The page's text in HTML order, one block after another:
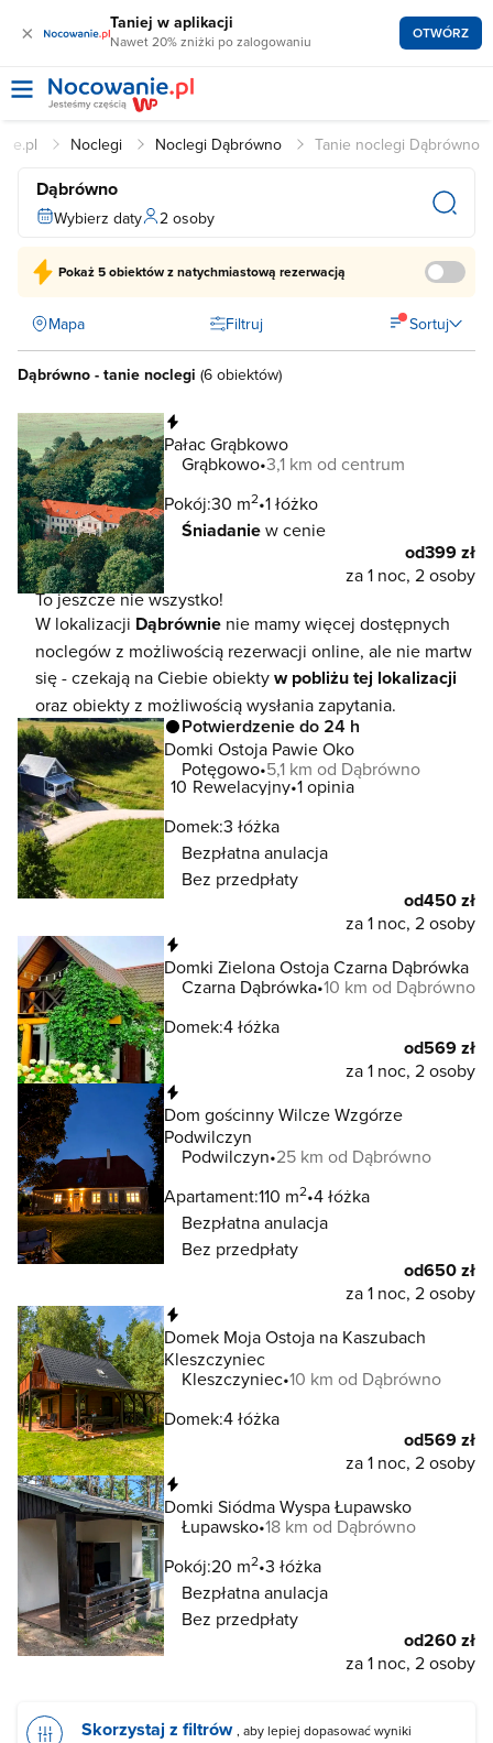
× Taniej w aplikacji
Nawet 20% zniżki po zalogowaniu OTWÓRZ
Noclegi Noclegi Dąbrówno Tanie noclegi Dąbrówno
Dąbrówno
Wybierz daty 2 osoby
Pokaż5 obiektówz natychmiastową rezerwacją
Mapa Filtruj Sortuj
Dąbrówno - tanie noclegi (6 obiektów)
Pałac Grąbkowo
Grąbkowo 3,1 km od centrum
Pokój:30 m2 1 łóżko
Śniadaniew cenie
od399 zł
za 1 noc, 2 osoby
To jeszcze nie wszystko!
W lokalizacji Dąbrównie nie mamy więcej dostępnych
noclegów z możliwością rezerwacji online, ale nie martw
się - czekają na Ciebie obiektyw pobliżu tej lokalizacji
oraz obiekty z możliwością wysłania zapytania.
Potwierdzenie do 24 h
Domki Ostoja Pawie Oko
Potęgowo 5,1 km od Dąbrówno
10 Rewelacyjny 1 opinia
Domek:3 łóżka
Bezpłatna anulacja
Bez przedpłaty
od450 zł
za 1 noc, 2 osoby
Domki Zielona Ostoja Czarna Dąbrówka
Czarna Dąbrówka 10 km od Dąbrówno
Domek:4 łóżka
od569 zł
za 1 noc, 2 osoby
Dom gościnny Wilcze Wzgórze
Podwilczyn
Podwilczyn 25 km od Dąbrówno
Apartament:110 m2 4 łóżka
Bezpłatna anulacja
Bez przedpłaty
od650 zł
za 1 noc, 2 osoby
Domek Moja Ostoja na Kaszubach
Kleszczyniec
Kleszczyniec 10 km od Dąbrówno
Domek:4 łóżka
od569 zł
za 1 noc, 2 osoby
Domki Siódma Wyspa Łupawsko
Łupawsko 18 km od Dąbrówno
Pokój:20 m2 3 łóżka
Bezpłatna anulacja
Bez przedpłaty
od260 zł
za 1 noc, 2 osoby
Skorzystaj z filtrów , aby lepiej dopasować wyniki